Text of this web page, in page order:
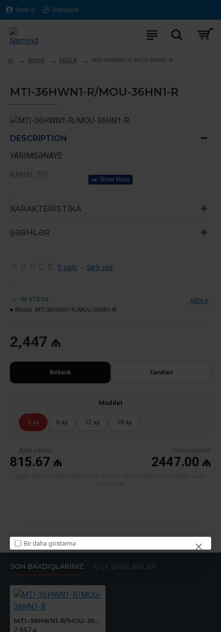
Bir daha göstərmə
Daxil ol Qeydiyyat
Brend MİDEA MTI-36HWN1-R/MOU-36HN1-R
MTI-36HWN1-R/MOU-36HN1-R
DESCRIPTION
YARIMSƏNAYE
KANAL TİP
ZƏAMANƏT 1 İL
XARAKTERISTIKA
ŞƏRHLƏR
0 şərh. - Şərh yaz
2,447 ₼
IN STOCK
Model: MTI-36HWN1-R/MOU-36HN1-R
MİDEA
Birbank TamKart
Muddet
3 ay 6 ay 12 ay 18 ay
Ayliq odenis:
815.67 ₼
Yekun qiymet:
2447.00 ₼
SON BAXDIQLARINIZ
MTI-36HWN1-R/MOU-36HN1-R
2,447 ₼